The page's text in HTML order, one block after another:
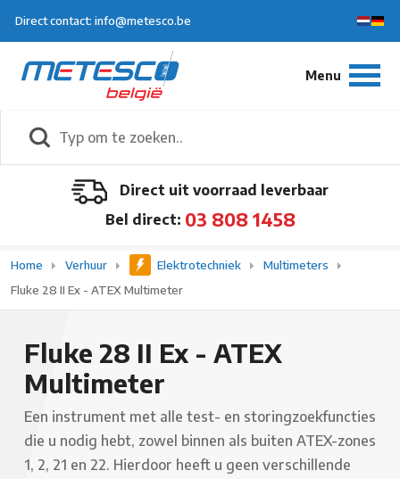
Direct contact: info@metesco.be
Direct uit voorraad leverbaar
Bel direct: 03 808 1458
Home Verhuur Elektrotechniek
Multimeters
Fluke 28 II Ex - ATEX Multimeter
Fluke 28 II Ex - ATEX
Multimeter
Een instrument met alle test- en storingzoekfuncties
die u nodig hebt, zowel binnen als buiten ATEX-zones
1, 2, 21 en 22. Hierdoor heeft u geen verschillende